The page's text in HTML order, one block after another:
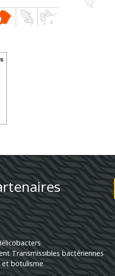
Transmissibles bactériennes
et botulisme